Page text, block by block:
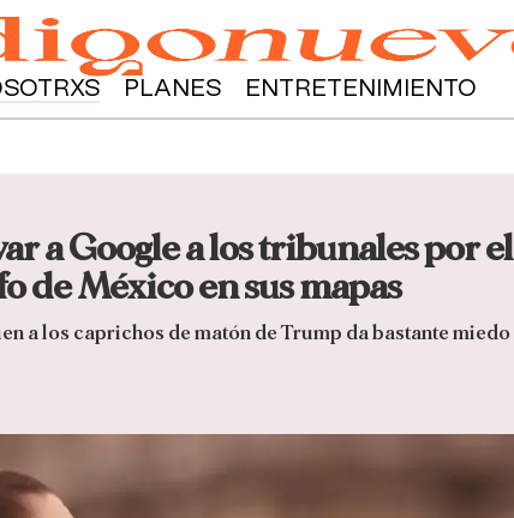
PLANES ENTRETENIMIENTO
a Google a los tribunales por el
de México en sus mapas
a los caprichos de matón de Trump da bastante miedo